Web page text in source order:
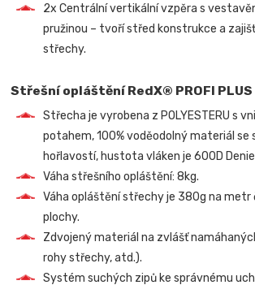
2x Centrální vertikální vzpěra s
pružinou – tvoří střed konstrukce a
střechy.
Střešní opláštění RedX® PROFI
Střecha je vyrobena z POLYESTERU s
potahem, 100% voděodolný materiál se
hořlavostí, hustota vláken je 600D
Váha střešního opláštění: 8kg.
Váha opláštění střechy je 380g na
plochy.
Zdvojený materiál na zvlášť
rohy střechy, atd.).
Systém suchých zipů ke správnému